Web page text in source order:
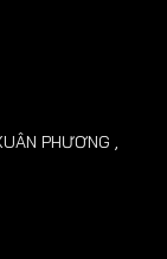
PHƯƠNG ,